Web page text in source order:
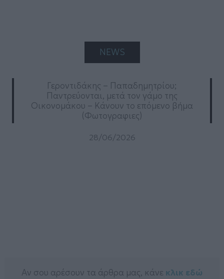
NEWS
Γεροντιδάκης – Παπαδημητρίου;
Παντρεύονται, μετά τον γάμο της
Οικονομάκου – Κάνουν το επόμενο βήμα
(Φωτογραφιες)
28/06/2026
Αν σου αρέσουν τα άρθρα μας, κάνε κλικ εδώ